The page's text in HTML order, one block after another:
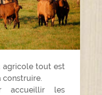
agricole tout est
construire.
accueillir les